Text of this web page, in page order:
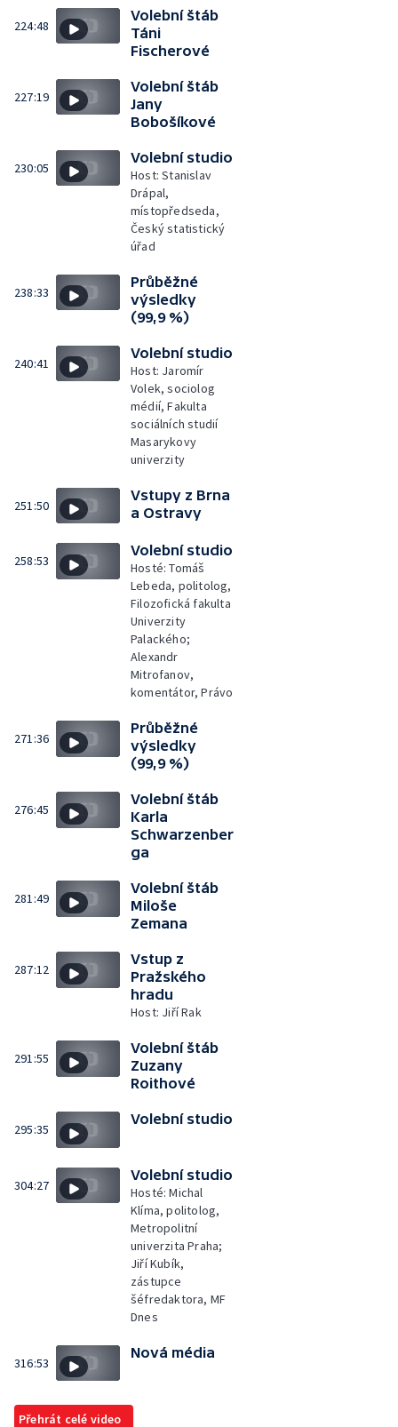
224:48
Volební štáb
Táni
Fischerové
227:19
Volební štáb
Jany
Bobošíkové
230:05
Volební studio
Host: Stanislav
Drápal,
místopředseda,
Český statistický
úřad
238:33
Průběžné
výsledky
(99,9 %)
240:41
Volební studio
Host: Jaromír
Volek, sociolog
médií, Fakulta
sociálních studií
Masarykovy
univerzity
251:50
Vstupy z Brna
a Ostravy
258:53
Volební studio
Hosté: Tomáš
Lebeda, politolog,
Filozofická fakulta
Univerzity
Palackého;
Alexandr
Mitrofanov,
komentátor, Právo
271:36
Průběžné
výsledky
(99,9 %)
276:45
Volební štáb
Karla
Schwarzenber
ga
281:49
Volební štáb
Miloše
Zemana
287:12
Vstup z
Pražského
hradu
Host: Jiří Rak
291:55
Volební štáb
Zuzany
Roithové
295:35
Volební studio
304:27
Volební studio
Hosté: Michal
Klíma, politolog,
Metropolitní
univerzita Praha;
Jiří Kubík,
zástupce
šéfredaktora, MF
Dnes
316:53
Nová média
Přehrát celé video